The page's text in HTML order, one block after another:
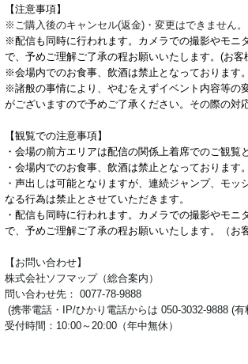
【注意事項】
※ご購入後のキャンセル(返金)・変更はできません。
※配信も同時に行われます。カメラでの撮影やモニ
で、予めご理解ご了承の程お願いいたします。(お
※会場内でのお食事、飲酒は禁止となっております。
※諸般の事情により、やむをえずイベント内容等の
がございますので予めご了承ください。その際の対
【観覧での注意事項】
・会場の前方エリアは配信の関係上着席でのご観覧
・会場内でのお食事、飲酒は禁止となっております。
・声出しは可能となりますが、連続ジャンプ、モッ
なる行為は禁止とさせていただきます。
・配信も同時に行われます。カメラでの撮影やモ
で、予めご理解ご了承の程お願いいたします。（お
【お問い合わせ】
株式会社ソフマップ（総合案内）
問い合わせ先： 0077-78-9888
(携帯電話・IP/ひかり電話からは 050-3032-9888 (有
受付時間：10:00～20:00（年中無休）